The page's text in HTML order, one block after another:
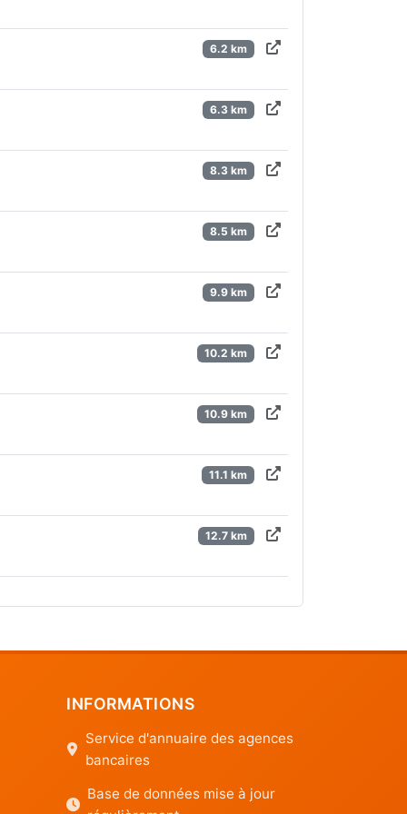
6.2 km
6.3 km
8.3 km
8.5 km
9.9 km
10.2 km
10.9 km
11.1 km
12.7 km
INFORMATIONS
Service d'annuaire des agences
bancaires
Base de données mise à jour